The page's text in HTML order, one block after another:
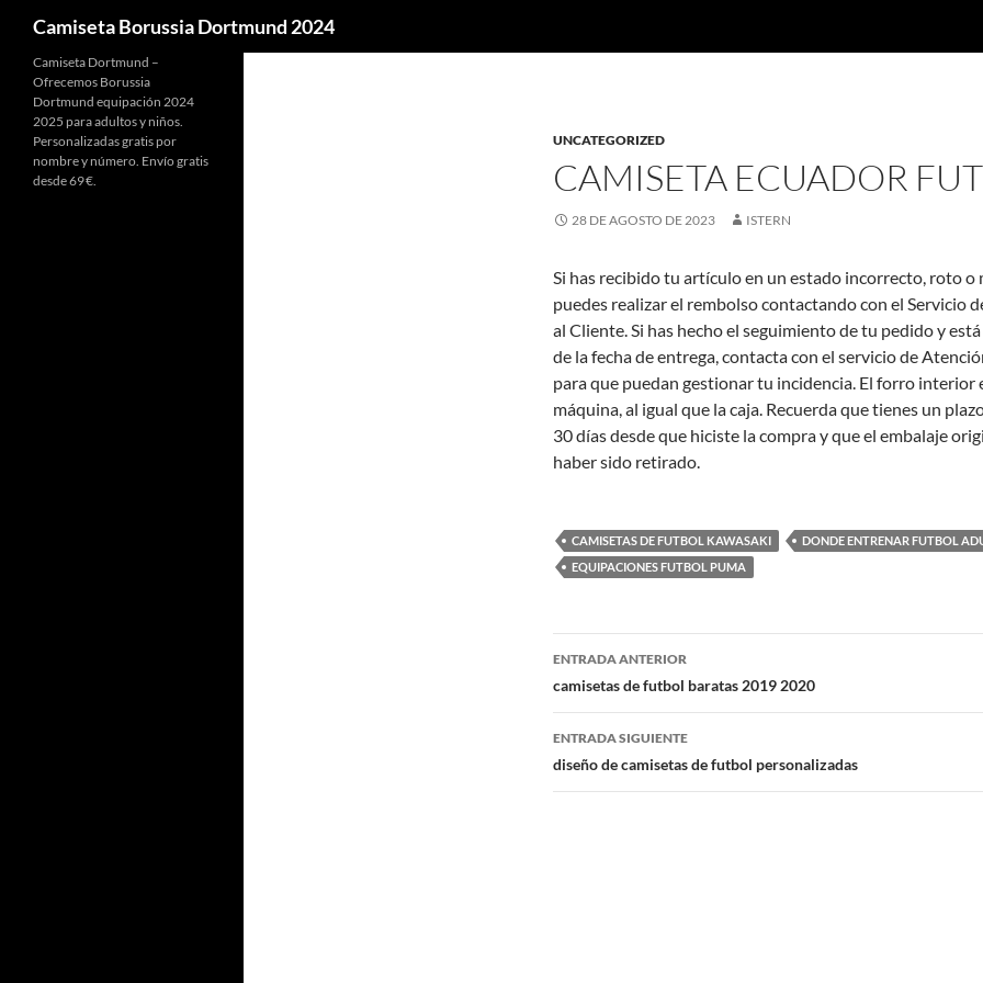
Camiseta Borussia Dortmund 2024
UNCATEGORIZED
CAMISETA ECUADOR
28 DE AGOSTO DE 2023 ISTERN
Si has recibido tu artículo en un estado incorrecto, roto o
puedes realizar el rembolso contactando con el Servicio
al Cliente. Si has hecho el seguimiento de tu pedido y
de la fecha de entrega, contacta con el servicio de
para que puedan gestionar tu incidencia. El forro interior
máquina, al igual que la caja. Recuerda que tienes un
30 días desde que hiciste la compra y que el embalaje
haber sido retirado.
CAMISETAS DE FUTBOL KAWASAKI
DONDE ENTRENAR FUTBOL
EQUIPACIONES FUTBOL PUMA
Navegación
de
entradas
ENTRADA ANTERIOR
camisetas de futbol baratas 2019 2020
ENTRADA SIGUIENTE
diseño de camisetas de futbol personalizadas
Camiseta Dortmund –
Ofrecemos Borussia
Dortmund equipación 2024
2025 para adultos y niños.
Personalizadas gratis por
nombre y número. Envío gratis
desde 69 €.